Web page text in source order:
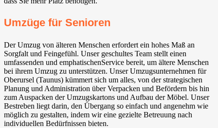
Umzüge für Senioren
Der Umzug von älteren Menschen erfordert ein hohes Maß an
Sorgfalt und Feingefühl. Unser geschultes Team stellt einen
umfassenden und emphatischenService bereit, um ältere Menschen
bei ihrem Umzug zu unterstützen. Unser Umzugsunternehmen für
Oberursel (Taunus) kümmert sich um alles, von der strategischen
Planung und Administration über Verpacken und Befördern bis hin
zum Auspacken der Umzugskartons und Aufbau der Möbel. Unser
Bestreben liegt darin, den Übergang so einfach und angenehm wie
möglich zu gestalten, indem wir eine gezielte Betreuung nach
individuellen Bedürfnissen bieten.